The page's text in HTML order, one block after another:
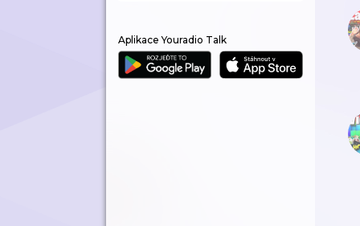
Aplikace Youradio Talk